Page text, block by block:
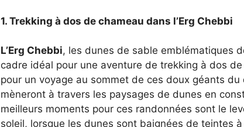
1. Trekking à dos de chameau dans l’Erg Chebbi
L’Erg Chebbi, les dunes de sable emblématiques
cadre idéal pour une aventure de trekking à dos
pour un voyage au sommet de ces doux géants du
mèneront à travers les paysages de dunes en
meilleurs moments pour ces randonnées sont le
soleil, lorsque les dunes sont baignées de teintes